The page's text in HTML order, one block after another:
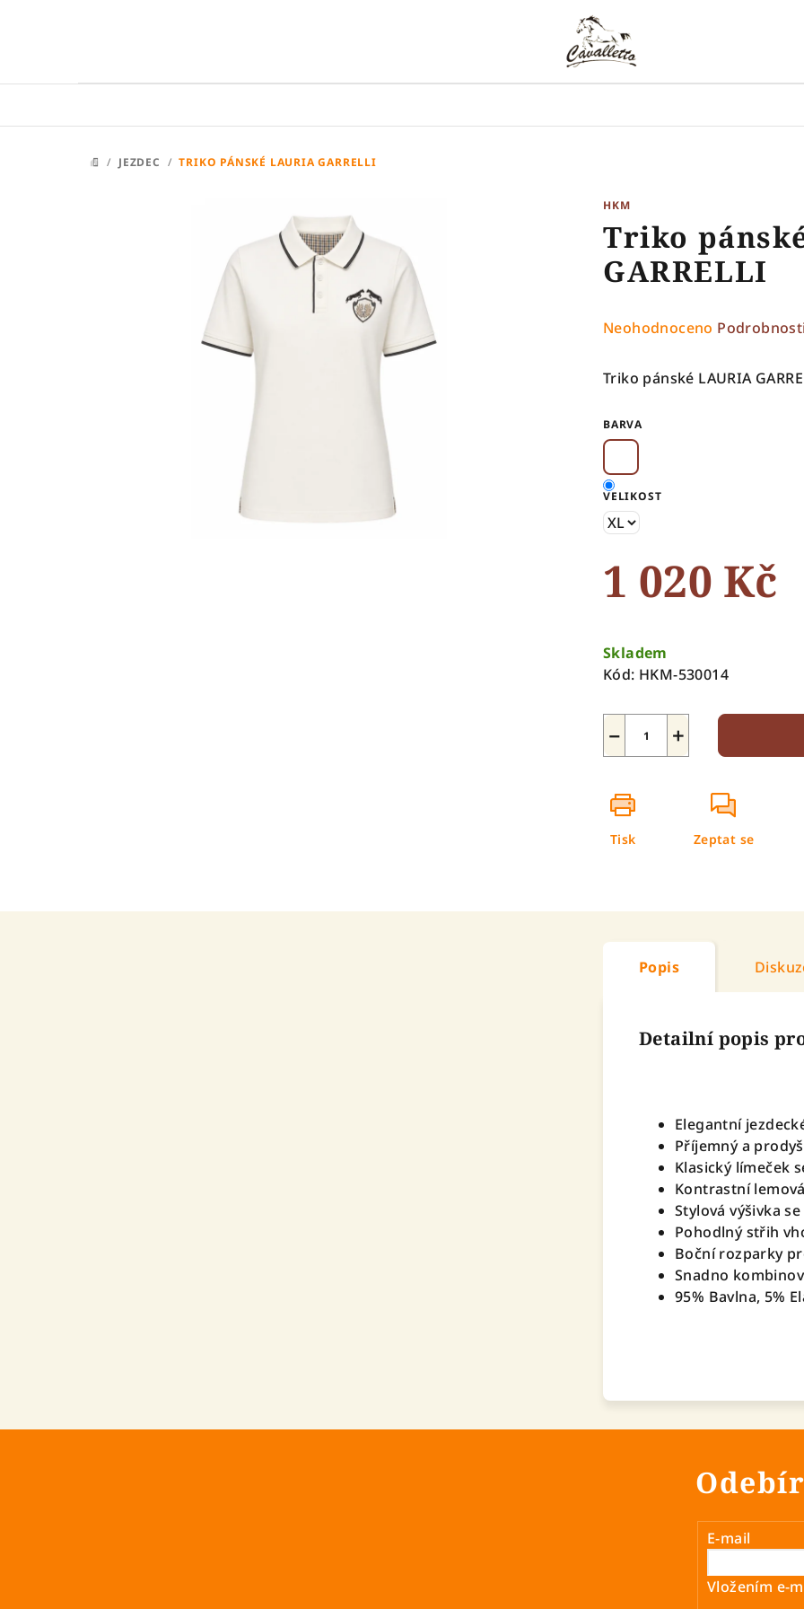
DOMŮ
/ JEZDEC / TRIKO PÁNSKÉ LAURIA GARRELLI
HKM
Triko
GARRELLI
Průměrné
produktu
z
hvězdiček.
Neohodnoceno
Triko pánské LAURIA
BARVA
VELIKOST
1 020 Kč
cena:
Skladem
Kód: HKM-530014
+
−
Tisk Zeptat se
Popis
Detailní popis
Elegantní
Příjemný a
Klasický límeček
Kontrastní
Stylová výšivka
Pohodlný střih
Boční rozparky
Snadno
95% Bavlna, 5%
E-mail
Vložením e-